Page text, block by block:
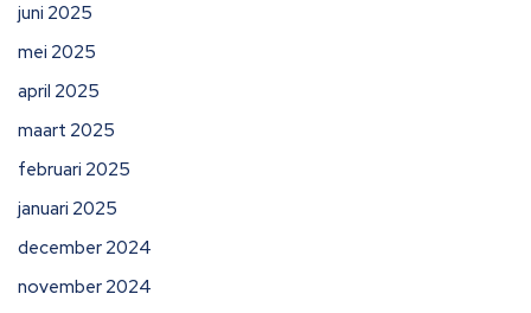
juni 2025
mei 2025
april 2025
maart 2025
februari 2025
januari 2025
december 2024
november 2024